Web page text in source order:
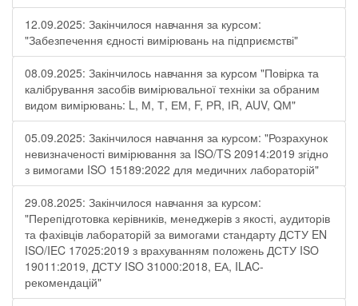
12.09.2025: Закінчилося навчання за курсом:
"Забезпечення єдності вимірювань на підприємстві"
08.09.2025: Закінчилось навчання за курсом "Повірка та
калібрування засобів вимірювальної техніки за обраним
видом вимірювань: L, М, Т, ЕМ, F, РR, ІR, АUV, QМ"
05.09.2025: Закінчилося навчання за курсом: "Розрахунок
невизначеності вимірювання за ISO/TS 20914:2019 згідно
з вимогами ISO 15189:2022 для медичних лабораторій"
29.08.2025: Закінчилося навчання за курсом:
"Перепідготовка керівників, менеджерів з якості, аудиторів
та фахівців лабораторій за вимогами стандарту ДСТУ EN
ISO/IEC 17025:2019 з врахуванням положень ДСТУ ISO
19011:2019, ДСТУ ISO 31000:2018, ЕА, ILAC-
рекомендацій"